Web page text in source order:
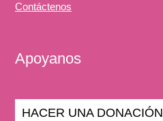
Contáctenos
Apoyanos
HACER UNA DONACIÓN